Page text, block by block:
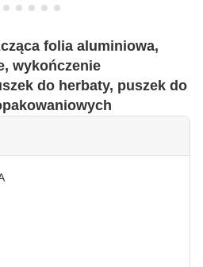
folia aluminiowa,
wykończenie
do herbaty, puszek do